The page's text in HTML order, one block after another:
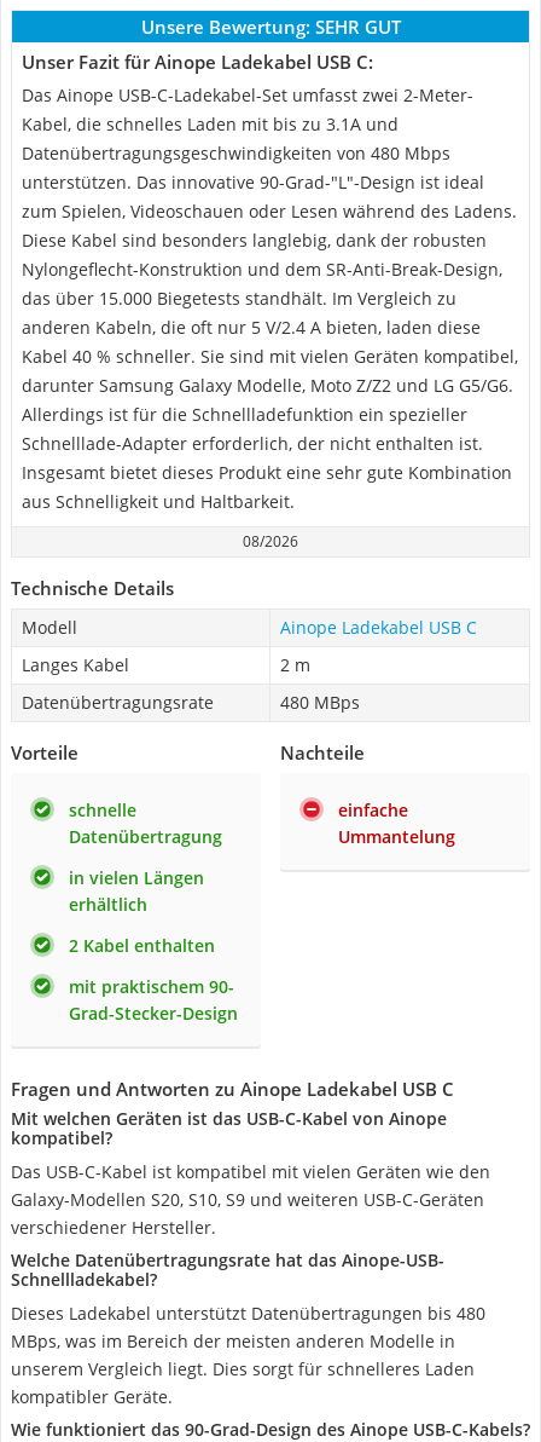
Unsere Bewertung: SEHR GUT
Unser Fazit für Ainope Ladekabel USB C:
Das Ainope USB-C-Ladekabel-Set umfasst zwei 2-Meter-
Kabel, die schnelles Laden mit bis zu 3.1A und
Datenübertragungsgeschwindigkeiten von 480 Mbps
unterstützen. Das innovative 90-Grad-"L"-Design ist ideal
zum Spielen, Videoschauen oder Lesen während des Ladens.
Diese Kabel sind besonders langlebig, dank der robusten
Nylongeflecht-Konstruktion und dem SR-Anti-Break-Design,
das über 15.000 Biegetests standhält. Im Vergleich zu
anderen Kabeln, die oft nur 5 V/2.4 A bieten, laden diese
Kabel 40 % schneller. Sie sind mit vielen Geräten kompatibel,
darunter Samsung Galaxy Modelle, Moto Z/Z2 und LG G5/G6.
Allerdings ist für die Schnellladefunktion ein spezieller
Schnelllade-Adapter erforderlich, der nicht enthalten ist.
Insgesamt bietet dieses Produkt eine sehr gute Kombination
aus Schnelligkeit und Haltbarkeit.
08/2026
Technische Details
Modell
Ainope Ladekabel USB C
Langes Kabel
2 m
Datenübertragungsrate
480 MBps
Vorteile
schnelle
Datenübertragung
in vielen Längen
erhältlich
2 Kabel enthalten
mit praktischem 90-
Grad-Stecker-Design
Nachteile
einfache
Ummantelung
Fragen und Antworten zu Ainope Ladekabel USB C
Mit welchen Geräten ist das USB-C-Kabel von Ainope
kompatibel?
Das USB-C-Kabel ist kompatibel mit vielen Geräten wie den
Galaxy-Modellen S20, S10, S9 und weiteren USB-C-Geräten
verschiedener Hersteller.
Welche Datenübertragungsrate hat das Ainope-USB-
Schnellladekabel?
Dieses Ladekabel unterstützt Datenübertragungen bis 480
MBps, was im Bereich der meisten anderen Modelle in
unserem Vergleich liegt. Dies sorgt für schnelleres Laden
kompatibler Geräte.
Wie funktioniert das 90-Grad-Design des Ainope USB-C-Kabels?